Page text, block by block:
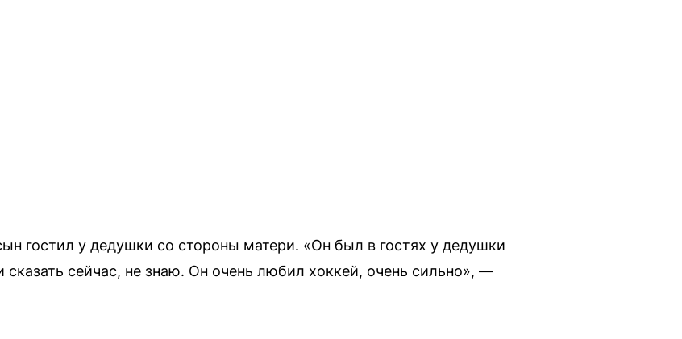
гостил у дедушки со стороны матери. «Он был в гостях у дедушки
сейчас, не знаю. Он очень любил хоккей, очень сильно», —